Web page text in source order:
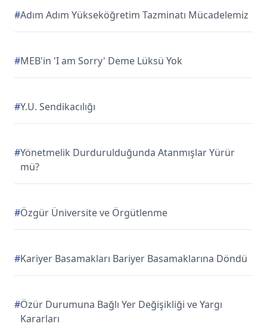
#Adım Adım Yükseköğretim Tazminatı Mücadelemiz
#MEB'in 'I am Sorry' Deme Lüksü Yok
#Y.U. Sendikacılığı
#Yönetmelik Durdurulduğunda Atanmışlar Yürür
mü?
#Özgür Üniversite ve Örgütlenme
#Kariyer Basamakları Bariyer Basamaklarına Döndü
#Özür Durumuna Bağlı Yer Değişikliği ve Yargı
Kararları